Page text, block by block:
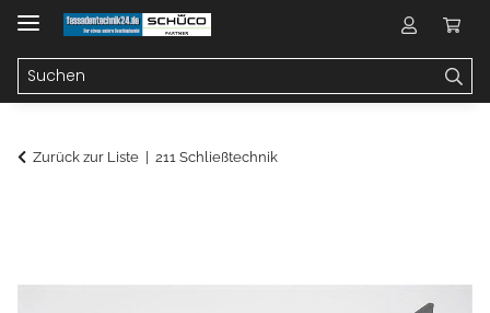
Zurück zur Liste 211 Schließtechnik